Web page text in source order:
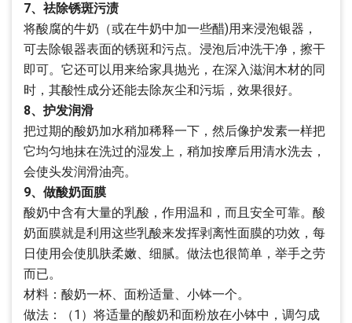
7、祛除锈斑污渍
将酸腐的牛奶（或在牛奶中加一些醋)用来浸泡银器，
可去除银器表面的锈斑和污点。浸泡后冲洗干净，擦干
即可。它还可以用来给家具抛光，在深入滋润木材的同
时，其酸性成分还能去除灰尘和污垢，效果很好。
8、护发润滑
把过期的酸奶加水稍加稀释一下，然后像护发素一样把
它均匀地抹在洗过的湿发上，稍加按摩后用清水洗去，
会使头发润滑油亮。
9、做酸奶面膜
酸奶中含有大量的乳酸，作用温和，而且安全可靠。酸
奶面膜就是利用这些乳酸来发挥剥离性面膜的功效，每
日使用会使肌肤柔嫩、细腻。做法也很简单，举手之劳
而已。
材料：酸奶一杯、面粉适量、小钵一个。
做法：（1）将适量的酸奶和面粉放在小钵中，调匀成